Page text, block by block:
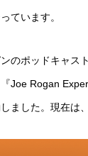
ています。
のポッドキャス
Joe Rogan
ました。現在は